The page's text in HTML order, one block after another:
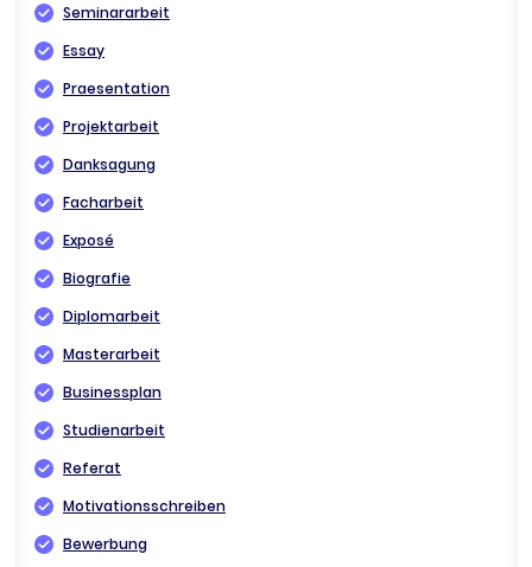
Seminararbeit
Essay
Praesentation
Projektarbeit
Danksagung
Facharbeit
Exposé
Biografie
Diplomarbeit
Masterarbeit
Businessplan
Studienarbeit
Referat
Motivationsschreiben
Bewerbung